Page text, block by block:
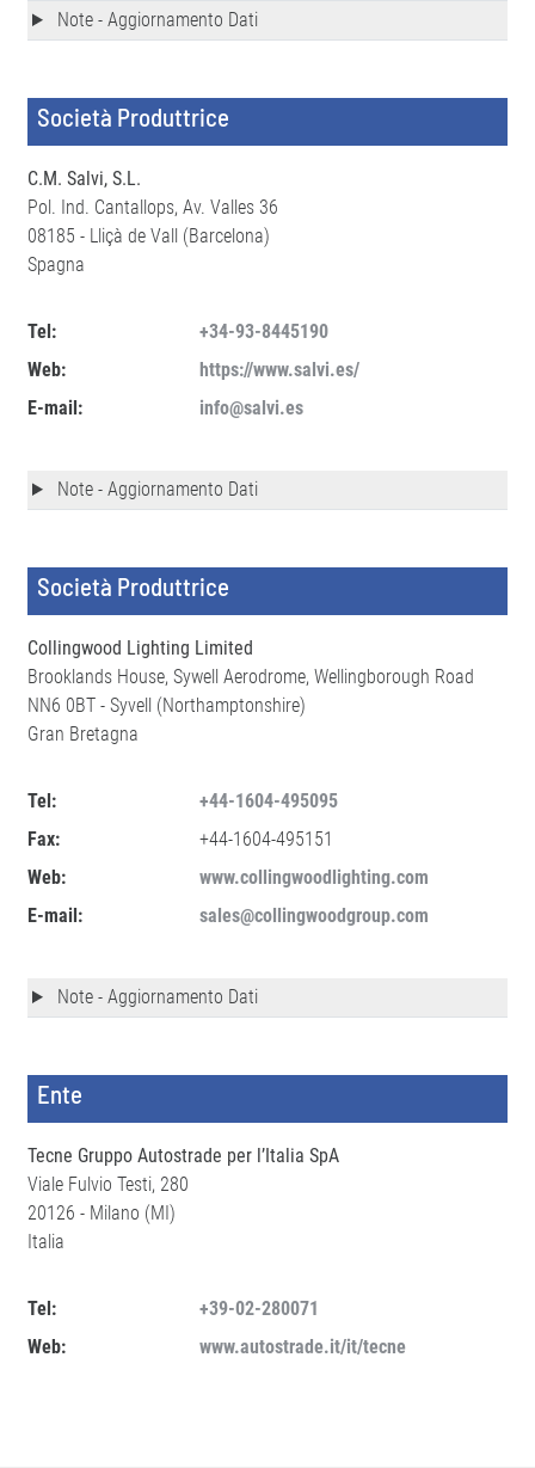
Note - Aggiornamento Dati
Società Produttrice
C.M. Salvi, S.L.
Pol. Ind. Cantallops, Av. Valles 36
08185 - Lliçà de Vall (Barcelona)
Spagna
Tel:
+34-93-8445190
Web:
https://www.salvi.es/
E-mail:
info@salvi.es
Note - Aggiornamento Dati
Società Produttrice
Collingwood Lighting Limited
Brooklands House, Sywell Aerodrome, Wellingborough Road
NN6 0BT - Syvell (Northamptonshire)
Gran Bretagna
Tel:
+44-1604-495095
Fax:
+44-1604-495151
Web:
www.collingwoodlighting.com
E-mail:
sales@collingwoodgroup.com
Note - Aggiornamento Dati
Ente
Tecne Gruppo Autostrade per l’Italia SpA
Viale Fulvio Testi, 280
20126 - Milano (MI)
Italia
Tel:
+39-02-280071
Web:
www.autostrade.it/it/tecne